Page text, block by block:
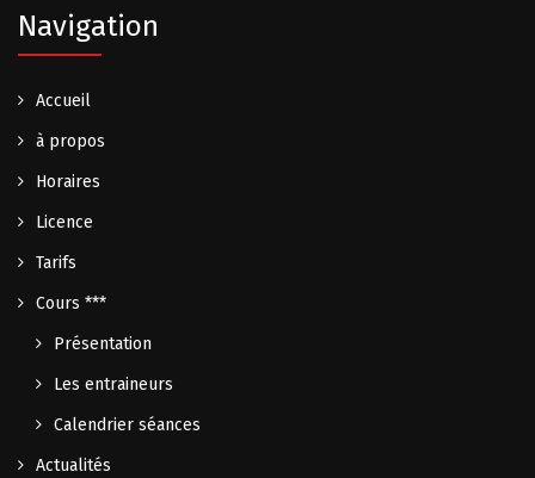
Navigation
Accueil
à propos
Horaires
Licence
Tarifs
Cours ***
Présentation
Les entraineurs
Calendrier séances
Actualités